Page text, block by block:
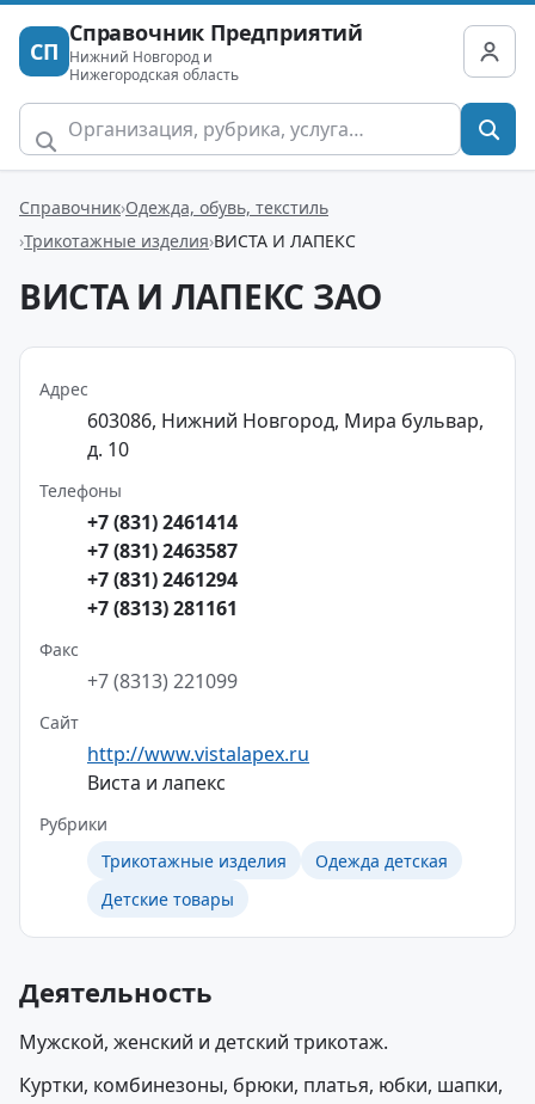
СП
Справочник Предприятий
Нижний Новгород и
Нижегородская область
Справочник Одежда, обувь, текстиль
Трикотажные изделия ВИСТА И ЛАПЕКС
ВИСТА И ЛАПЕКС ЗАО
Адрес
603086, Нижний Новгород, Мира бульвар,
д. 10
Телефоны
+7 (831) 2461414
+7 (831) 2463587
+7 (831) 2461294
+7 (8313) 281161
Факс
+7 (8313) 221099
Сайт
http://www.vistalapex.ru
Виста и лапекс
Рубрики
Трикотажные изделия
Одежда детская
Детские товары
Деятельность
Мужской, женский и детский трикотаж.
Куртки, комбинезоны, брюки, платья, юбки, шапки,